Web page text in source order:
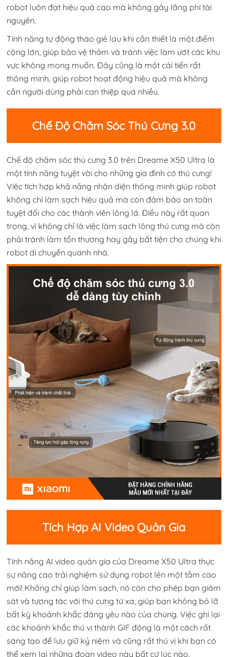
robot luôn đạt hiệu quả cao mà không gây lãng phí tài
nguyên.
Tính năng tự động tháo giẻ lau khi cần thiết là một điểm
cộng lớn, giúp bảo vệ thảm và tránh việc làm ướt các khu
vực không mong muốn. Đây cũng là một cải tiến rất
thông minh, giúp robot hoạt động hiệu quả mà không
cần người dùng phải can thiệp quá nhiều.
Chế Độ Chăm Sóc Thú Cưng 3.0
Chế độ chăm sóc thú cưng 3.0 trên Dreame X50 Ultra là
một tính năng tuyệt vời cho những gia đình có thú cưng!
Việc tích hợp khả năng nhận diện thông minh giúp robot
không chỉ làm sạch hiệu quả mà còn đảm bảo an toàn
tuyệt đối cho các thành viên lông lá. Điều này rất quan
trọng, vì không chỉ là việc làm sạch lông thú cưng mà còn
phải tránh làm tổn thương hay gây bất tiện cho chúng khi
robot di chuyển quanh nhà.
Tích Hợp AI Video Quản Gia
Tính năng AI video quản gia của Dreame X50 Ultra thực
sự nâng cao trải nghiệm sử dụng robot lên một tầm cao
mới! Không chỉ giúp làm sạch, nó còn cho phép bạn giám
sát và tương tác với thú cưng từ xa, giúp bạn không bỏ lỡ
bất kỳ khoảnh khắc đáng yêu nào của chúng. Việc ghi lại
các khoảnh khắc thú vị thành GIF động là một cách rất
sáng tạo để lưu giữ kỷ niệm và cũng rất thú vị khi bạn có
thể xem lại những đoạn video này bất cứ lúc nào.